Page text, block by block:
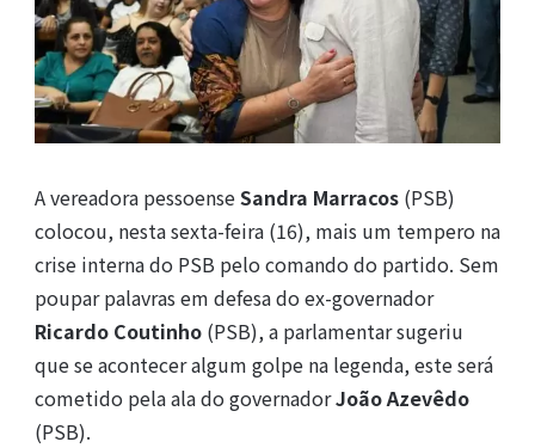
A vereadora pessoenseSandra Marracos(PSB)
colocou, nesta sexta-feira (16), mais um tempero na
crise interna do PSB pelo comando do partido. Sem
poupar palavras em defesa do ex-governador
Ricardo Coutinho(PSB), a parlamentar sugeriu
que se acontecer algum golpe na legenda, este será
cometido pela ala do governadorJoão Azevêdo
(PSB).